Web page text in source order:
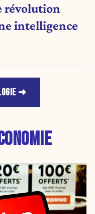
révolution
intelligence